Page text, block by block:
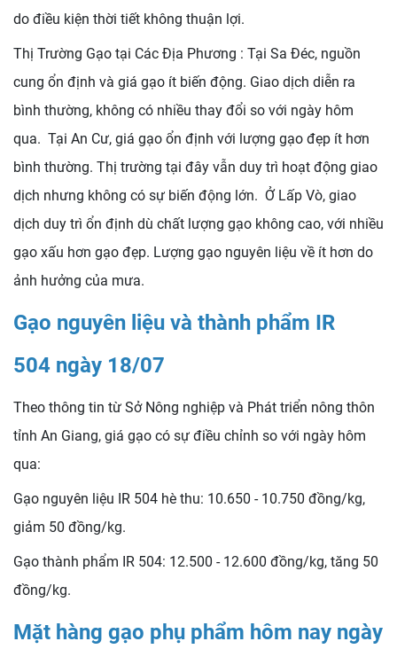
do điều kiện thời tiết không thuận lợi.
Thị Trường Gạo tại Các Địa Phương : Tại Sa Đéc, nguồn
cung ổn định và giá gạo ít biến động. Giao dịch diễn ra
bình thường, không có nhiều thay đổi so với ngày hôm
qua. Tại An Cư, giá gạo ổn định với lượng gạo đẹp ít hơn
bình thường. Thị trường tại đây vẫn duy trì hoạt động giao
dịch nhưng không có sự biến động lớn. Ở Lấp Vò, giao
dịch duy trì ổn định dù chất lượng gạo không cao, với nhiều
gạo xấu hơn gạo đẹp. Lượng gạo nguyên liệu về ít hơn do
ảnh hưởng của mưa.
Gạo nguyên liệu và thành phẩm IR
504 ngày 18/07
Theo thông tin từ Sở Nông nghiệp và Phát triển nông thôn
tỉnh An Giang, giá gạo có sự điều chỉnh so với ngày hôm
qua:
Gạo nguyên liệu IR 504 hè thu: 10.650 - 10.750 đồng/kg,
giảm 50 đồng/kg.
Gạo thành phẩm IR 504: 12.500 - 12.600 đồng/kg, tăng 50
đồng/kg.
Mặt hàng gạo phụ phẩm hôm nay ngày